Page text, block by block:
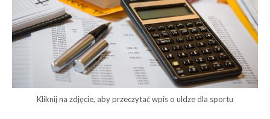
Kliknij na zdjęcie, aby przeczytać wpis o uldze dla sportu